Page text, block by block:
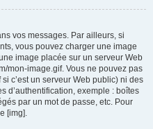
vos messages. Par ailleurs, si
vous pouvez charger une image
image placée sur un serveur Web
mon-image.gif. Vous ne pouvez pas
c’est un serveur Web public) ni des
d’authentification, exemple : boîtes
par un mot de passe, etc. Pour
[img].